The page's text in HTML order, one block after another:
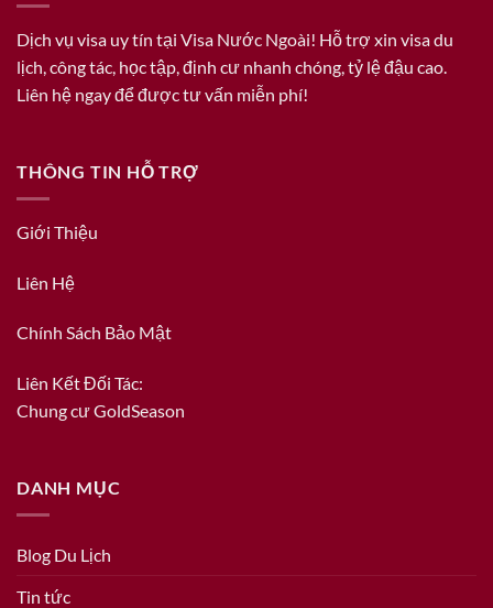
Dịch vụ visa uy tín tại Visa Nước Ngoài! Hỗ trợ xin visa du
lịch, công tác, học tập, định cư nhanh chóng, tỷ lệ đậu cao.
Liên hệ ngay để được tư vấn miễn phí!
THÔNG TIN HỖ TRỢ
Giới Thiệu
Liên Hệ
Chính Sách Bảo Mật
Liên Kết Đối Tác:
Chung cư GoldSeason
DANH MỤC
Blog Du Lịch
Tin tức